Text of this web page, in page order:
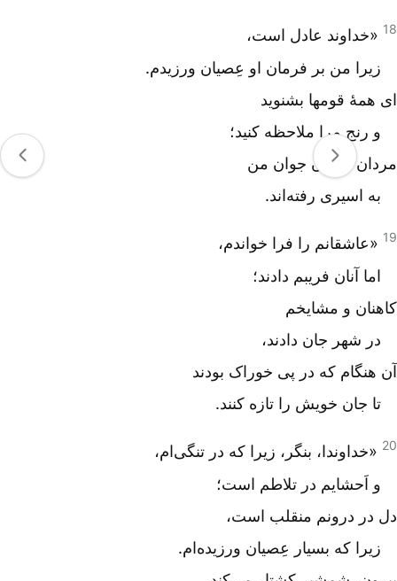
18 «خداوند عادل است،
زیرا من بر فرمان او عِصیان ورزیدم.
ای همۀ قومها بشنوید
و رنج مرا ملاحظه کنید؛
مردان و زنان جوان من
به اسیری رفته‌اند.
19 «عاشقانم را فرا خواندم،
اما آنان فریبم دادند؛
کاهنان و مشایخم
در شهر جان دادند،
آن هنگام که در پی خوراک بودند
تا جان خویش را تازه کنند.
20 «خداوندا، بنگر، زیرا که در تنگی‌ام،
و اَحشایم در تلاطم است؛
دل در درونم منقلب است،
زیرا که بسیار عِصیان ورزیده‌ام.